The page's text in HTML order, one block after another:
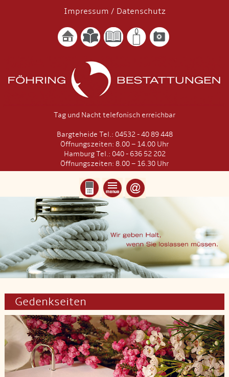
Impressum / Datenschutz
Tag und Nacht telefonisch erreichbar
Bargteheide Tel.: 04532 - 40 89 448
Öffnungszeiten: 8.00 – 14.00 Uhr
Hamburg Tel.: 040 - 636 52 202
Öffnungszeiten: 8.00 – 16.30 Uhr
Gedenkseiten